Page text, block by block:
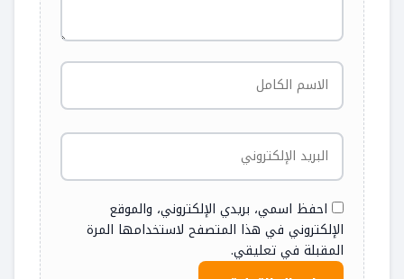
احفظ اسمي، بريدي الإلكتروني، والموقع
الإلكتروني في هذا المتصفح لاستخدامها المرة
المقبلة في تعليقي.